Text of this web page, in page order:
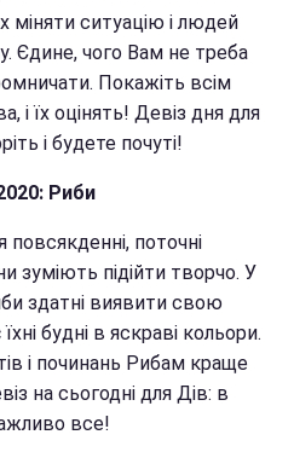
міняти ситуацію і людей
Єдине, чого Вам не треба
Покажіть всім
і їх оцінять! Девіз дня для
і будете почуті!
Риби
поточні
зуміють підійти творчо. У
здатні виявити свою
будні в яскраві кольори.
і починань Рибам краще
на сьогодні для Дів: в
все!